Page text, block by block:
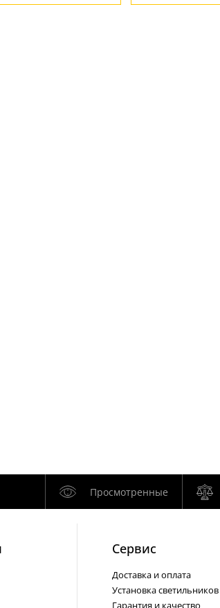
Просмотренные
Cервис
Доставка и оплата
Установка светильников
Гарантия и качество